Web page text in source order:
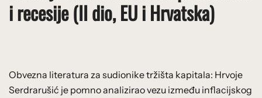
i recesije (II dio, EU i Hrvatska)
Obvezna literatura za sudionike tržišta kapitala: Hrvoje
Serdrarušić je pomno analizirao vezu između inflacijskog